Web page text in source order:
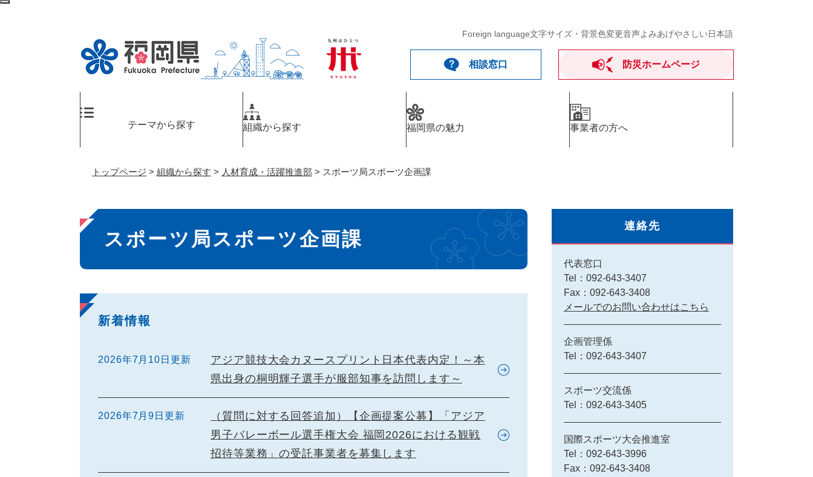
ペ
Foreign language文字サイズ・背景色変更音声よみあげやさしい日本語
相談窓口 防災ホームページ
テーマから探す 組織から探す 福岡県の魅力 事業者の方へ
トップページ > 組織から探す > 人材育成・活躍推進部 > スポーツ局スポーツ企画課
本
文
スポーツ局スポーツ企画課
新着情報
2026年7月10日更新
アジア競技大会カヌースプリント日本代表内定！～本
県出身の桐明輝子選手が服部知事を訪問します～
2026年7月9日更新
（質問に対する回答追加）【企画提案公募】「アジア
男子バレーボール選手権大会 福岡2026における観戦
招待等業務」の受託事業者を募集します
連絡先
代表窓口
Tel：092-643-3407
Fax：092-643-3408
メールでのお問い合わせはこちら
企画管理係
Tel：092-643-3407
スポーツ交流係
Tel：092-643-3405
国際スポーツ大会推進室
Tel：092-643-3996
Fax：092-643-3408